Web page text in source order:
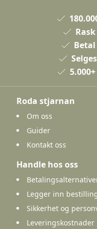
Roda stjarnan
Om oss
Guider
Kontakt oss
Handle hos oss
Legger inn
Sikkerhet og
Leveringskostnader